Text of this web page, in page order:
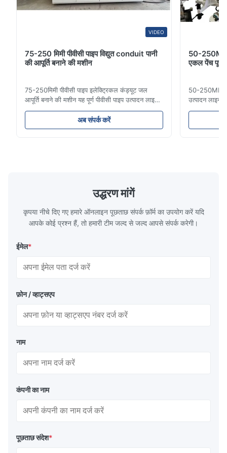
The extrusion speed is consistent, and the machine performs
VIDEO
75-250 मिमी पीवीसी पाइप विद्युत conduit पानी
की आपूर्ति बनाने की मशीन
75-250मिमी पीवीसी पाइप इलेक्ट्रिकल कंड्यूट जल
आपूर्ति बनाने की मशीन यह पूर्ण पीवीसी पाइप उत्पादन लाइन
16 मिमी से 800 मिमी व्यास तक उच्च गुणवत्ता वाले पीवीसी/
यूपीवीसी पाइपों का निर्माण करती है। यह प्रणाली विभिन्न
व्यास और दीवार की मोटाई विनिर्देशों के साथ इलेक्ट्रिकल
अब संपर्क करें
50-250MM
एकल पेंच पूर्ण
50-250MM
उत्पादन लाइन
पाइप आमतौर
बढ़ने का
उद्धरण मांगें
कृपया नीचे दिए गए हमारे ऑनलाइन पूछताछ संपर्क फ़ॉर्म का उपयोग करें यदि
आपके कोई प्रश्न हैं, तो हमारी टीम जल्द से जल्द आपसे संपर्क करेगी।
ईमेल*
फ़ोन / व्हाट्सएप
नाम
कंपनी का नाम
पूछताछ संदेश*